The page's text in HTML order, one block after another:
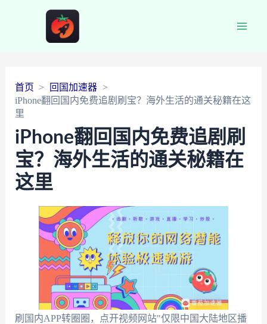
首页
回国加速器
iPhone翻回国内免费追剧刷宝？海外生活的通关秘籍在这
里
iPhone翻回国内免费追剧刷
宝？海外生活的通关秘籍在
这里
刷国内APP转圈圈，点开视频网站"仅限中国大陆地区播